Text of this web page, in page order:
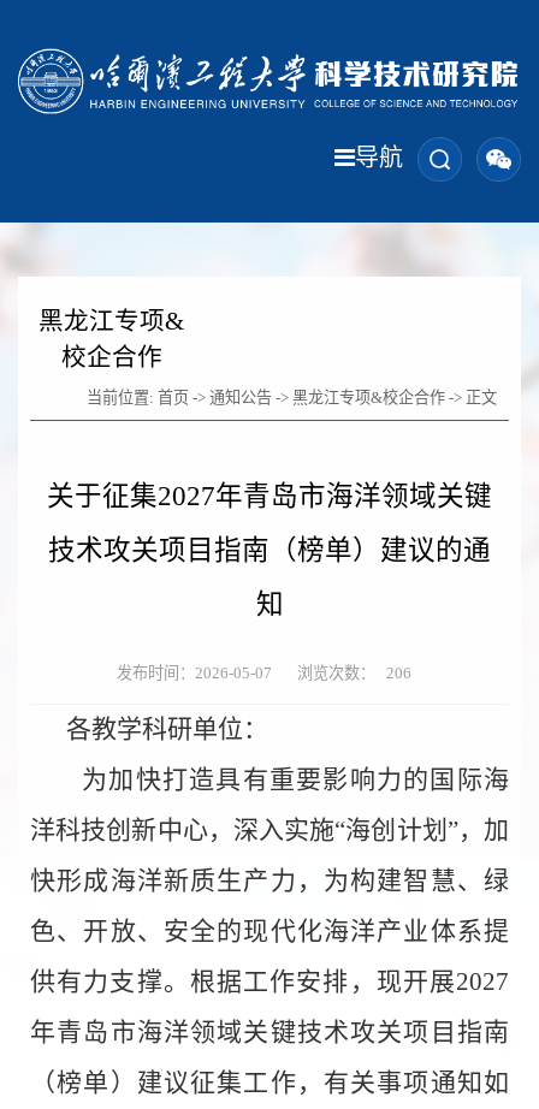
导航
黑龙江专项&
校企合作
当前位置: 首页 -> 通知公告 -> 黑龙江专项&校企合作 -> 正文
关于征集2027年青岛市海洋领域关键
技术攻关项目指南（榜单）建议的通
知
发布时间：2026-05-07 浏览次数： 206
各教学科研单位：
为加快打造具有重要影响力的国际海
洋科技创新中心，深入实施“海创计划 ”，加
快形成海洋新质生产力，为构建智慧、绿
色、开放、安全的现代化海洋产业体系提
供有力支撑。根据工作安排，现开展2027
年青岛市海洋领域关键技术攻关项目指南
（榜单）建议征集工作，有关事项通知如